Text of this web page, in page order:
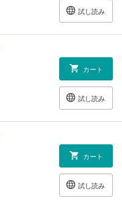
2.8E FL ED SR VR
リ F4.0 PRO
試し読み
カート
試し読み
カート
試し読み